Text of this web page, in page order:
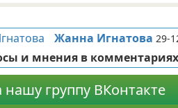
Жанна Игнатова 29-
и мнения в комментариях
группу ВКонтакте